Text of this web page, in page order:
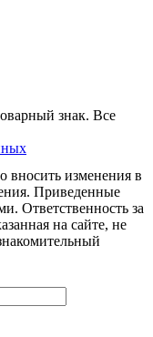
знак. Все
вносить изменения в
Приведенные
Ответственность за
на сайте, не